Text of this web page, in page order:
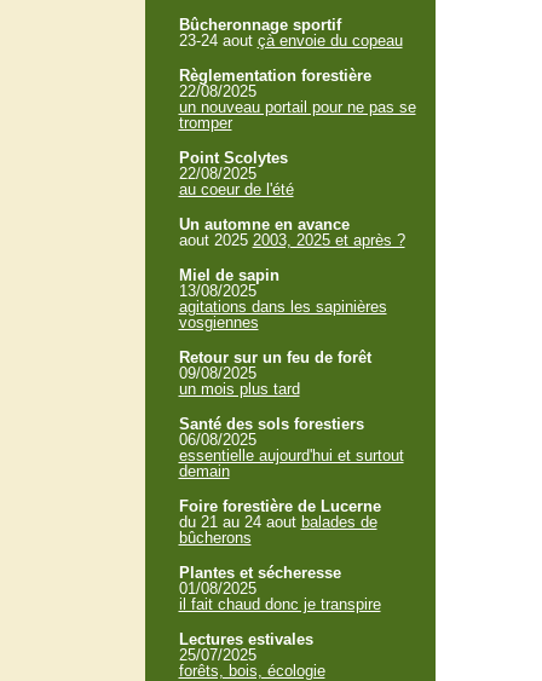
Bûcheronnage sportif
23-24 aout çà envoie du copeau
Règlementation forestière
22/08/2025
un nouveau portail pour ne pas se
tromper
Point Scolytes
22/08/2025
au coeur de l'été
Un automne en avance
aout 2025 2003, 2025 et après ?
Miel de sapin
13/08/2025
agitations dans les sapinières
vosgiennes
Retour sur un feu de forêt
09/08/2025
un mois plus tard
Santé des sols forestiers
06/08/2025
essentielle aujourd'hui et surtout
demain
Foire forestière de Lucerne
du 21 au 24 aout balades de
bûcherons
Plantes et sécheresse
01/08/2025
il fait chaud donc je transpire
Lectures estivales
25/07/2025
forêts, bois, écologie